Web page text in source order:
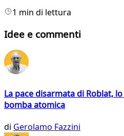
1 min di lettura
Idee e commenti
La pace disarmata di Roblat,
bomba atomica
di Gerolamo Fazzini